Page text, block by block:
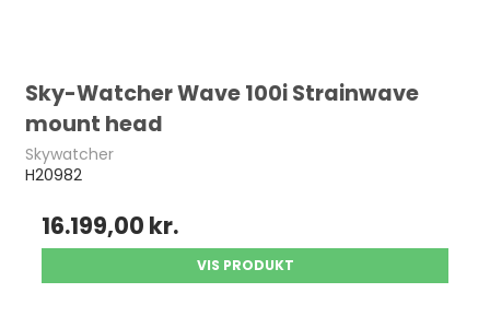
Sky-Watcher Wave 100i Strainwave
mount head
Skywatcher
H20982
16.199,00 kr.
VIS PRODUKT